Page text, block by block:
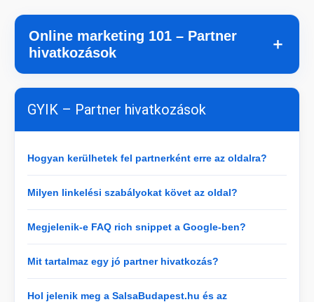
Online marketing 101 – Partner
hivatkozások
＋
GYIK – Partner hivatkozások
Hogyan kerülhetek fel partnerként erre az oldalra?
Milyen linkelési szabályokat követ az oldal?
Megjelenik-e FAQ rich snippet a Google-ben?
Mit tartalmaz egy jó partner hivatkozás?
Hol jelenik meg a SalsaBudapest.hu és az